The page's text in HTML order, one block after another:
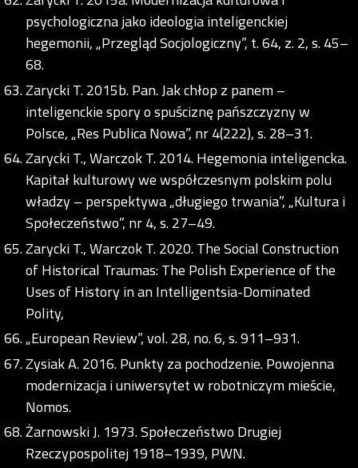
psychologiczna jako ideologia inteligenckiej
hegemonii, „Przegląd Socjologiczny”, t. 64, z. 2, s. 45–
68.
Zarycki T. 2015b. Pan. Jak chłop z panem –
inteligenckie spory o spuściznę pańszczyzny w
Polsce, „Res Publica Nowa”, nr 4(222), s. 28–31.
Zarycki T., Warczok T. 2014. Hegemonia inteligencka.
Kapitał kulturowy we współczesnym polskim polu
władzy – perspektywa „długiego trwania”, „Kultura i
Społeczeństwo”, nr 4, s. 27–49.
Zarycki T., Warczok T. 2020. The Social Construction
of Historical Traumas: The Polish Experience of the
Uses of History in an Intelligentsia-Dominated
Polity,
„European Review”, vol. 28, no. 6, s. 911–931.
Zysiak A. 2016. Punkty za pochodzenie. Powojenna
modernizacja i uniwersytet w robotniczym mieście,
Nomos.
Żarnowski J. 1973. Społeczeństwo Drugiej
Rzeczypospolitej 1918–1939, PWN.